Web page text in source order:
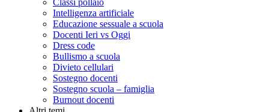
Classi pollaio
Intelligenza artificiale
Educazione sessuale a scuola
Docenti Ieri vs Oggi
Dress code
Bullismo a scuola
Divieto cellulari
Sostegno docenti
Sostegno scuola – famiglia
Burnout docenti